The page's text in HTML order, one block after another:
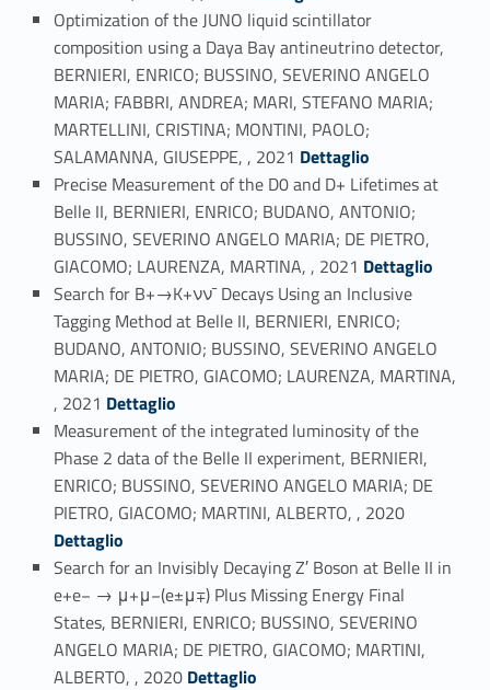
Optimization of the JUNO liquid scintillator
composition using a Daya Bay antineutrino detector,
BERNIERI, ENRICO; BUSSINO, SEVERINO ANGELO
MARIA; FABBRI, ANDREA; MARI, STEFANO MARIA;
MARTELLINI, CRISTINA; MONTINI, PAOLO;
SALAMANNA, GIUSEPPE, , 2021 Link identifier #identifier_person_79349-13
Dettaglio
Precise Measurement of the D0 and D+ Lifetimes at
Belle II, BERNIERI, ENRICO; BUDANO, ANTONIO;
BUSSINO, SEVERINO ANGELO MARIA; DE PIETRO,
GIACOMO; LAURENZA, MARTINA, , 2021 Link identifier #identifier_person_198619-14
Dettaglio
Search for B+→K+νν¯ Decays Using an Inclusive
Tagging Method at Belle II, BERNIERI, ENRICO;
BUDANO, ANTONIO; BUSSINO, SEVERINO ANGELO
MARIA; DE PIETRO, GIACOMO; LAURENZA, MARTINA,
, 2021 Link identifier #identifier_person_193805-15
Dettaglio
Measurement of the integrated luminosity of the
Phase 2 data of the Belle II experiment, BERNIERI,
ENRICO; BUSSINO, SEVERINO ANGELO MARIA; DE
PIETRO, GIACOMO; MARTINI, ALBERTO, , 2020Link identifier #identifier_person_23671-16
Dettaglio
Search for an Invisibly Decaying Z′ Boson at Belle II in
e+e− → μ+μ−(e±μ∓) Plus Missing Energy Final
States, BERNIERI, ENRICO; BUSSINO, SEVERINO
ANGELO MARIA; DE PIETRO, GIACOMO; MARTINI,
ALBERTO, , 2020 Link identifier #identifier_person_24942-17
Dettaglio